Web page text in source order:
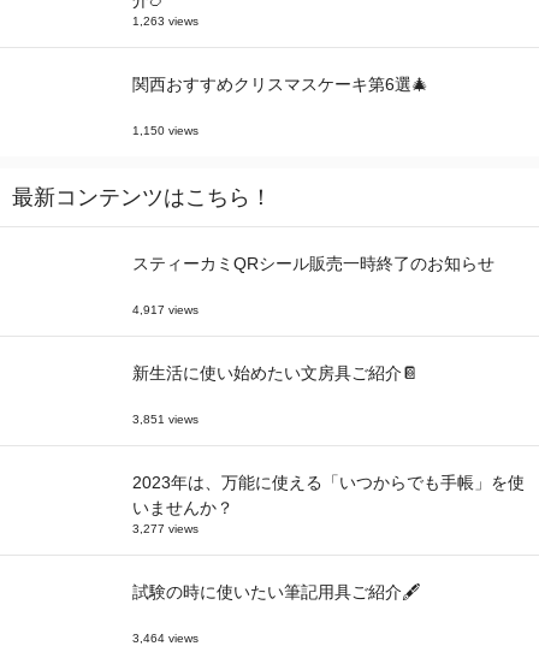
1,263 views
関西おすすめクリスマスケーキ第6選🎄
1,150 views
最新コンテンツはこちら！
スティーカミQRシール販売一時終了のお知らせ
4,917 views
新生活に使い始めたい文房具ご紹介📔
3,851 views
2023年は、万能に使える「いつからでも手帳」を使
いませんか？
3,277 views
試験の時に使いたい筆記用具ご紹介🖋
3,464 views